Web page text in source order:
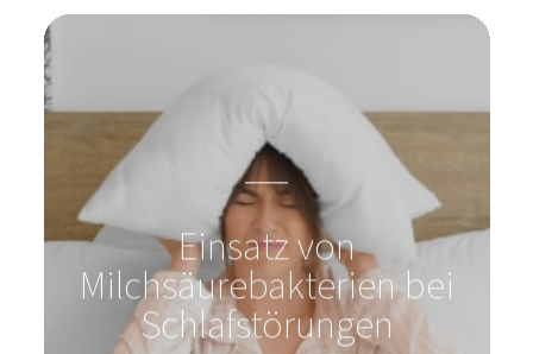
Einsatz von
Milchsäurebakterien bei
Schlafstörungen